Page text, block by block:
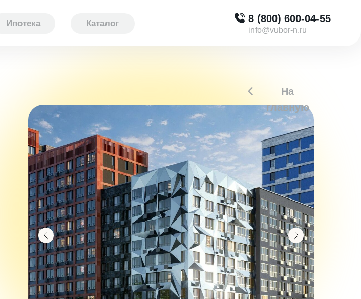
8 (800) 600-04-55
info@vubor-n.ru
Ипотека Каталог
На
главную